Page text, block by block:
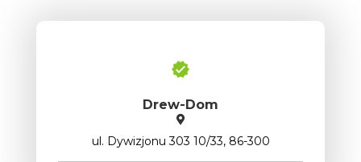
Drew-Dom
ul. Dywizjonu 303 10/33, 86-300